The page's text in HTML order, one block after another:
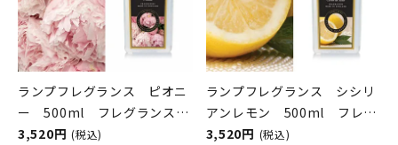
ランプフレグランス ピオニ
ー 500ml フレグランスラ
ンプ用オイル
3,520円 (税込)
ランプフレグランス シシリ
アンレモン 500ml フレグ
ランスランプ用オイル
3,520円 (税込)